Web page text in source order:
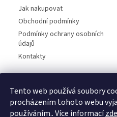
Tento web používá soubory
procházením tohoto webu
používáním.. Více informacízde
Jak nakupovat
Obchodní podmínky
Podmínky ochrany osobních
údajů
Kontakty